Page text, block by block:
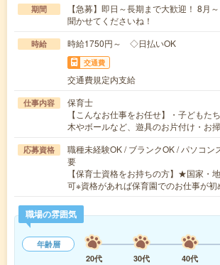
期間
【急募】即日～長期まで大歓迎！ 8月
聞かせてくださいね！
時給 時給1750円～ ◇日払いOK
交通費
交通費規定内支給
仕事内容
保育士
【こんなお仕事をお任せ】・子どもた
木やボールなど、遊具のお片付け・
応募資格
職種未経験OK / ブランクOK / パソコン
要
【保育士資格をお持ちの方】★国家・
可※資格があれば保育園でのお仕事が
職場の雰囲気
年齢層
20代
30代 40代